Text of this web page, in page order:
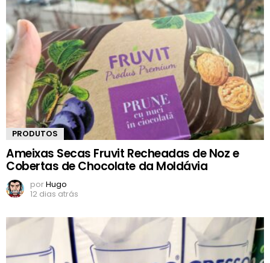
PRODUTOS
Ameixas Secas Fruvit Recheadas de Noz e
Cobertas de Chocolate da Moldávia
porHugo
12 dias atrás